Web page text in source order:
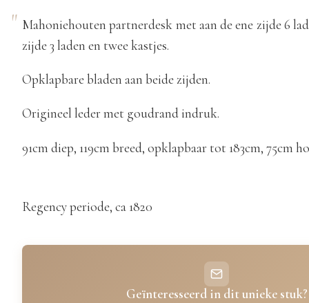
Mahoniehouten partnerdesk met aan de ene zijde 6
zijde 3 laden en twee kastjes.
Opklapbare bladen aan beide zijden.
Origineel leder met goudrand indruk.
91cm diep, 119cm breed, opklapbaar tot 183cm, 75cm
Regency periode, ca 1820
Geïnteresseerd in dit unieke stuk?